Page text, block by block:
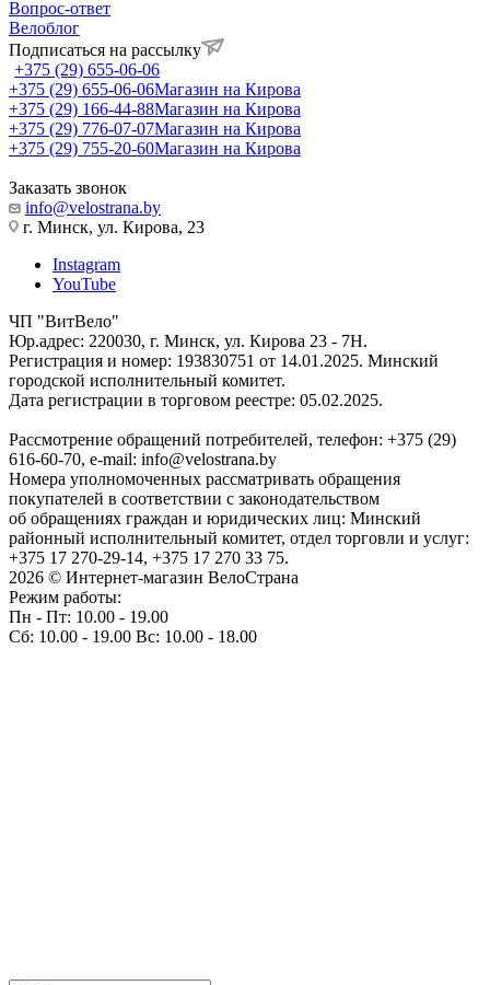
Вопрос-ответ
Велоблог
Подписаться на рассылку
+375 (29) 655-06-06
+375 (29) 655-06-06Магазин на Кирова
+375 (29) 166-44-88Магазин на Кирова
+375 (29) 776-07-07Магазин на Кирова
+375 (29) 755-20-60Магазин на Кирова
Заказать звонок
info@velostrana.by
г. Минск, ул. Кирова, 23
Instagram
YouTube
ЧП "ВитВело"
Юр.адрес: 220030, г. Минск, ул. Кирова 23 - 7Н.
Регистрация и номер: 193830751 от 14.01.2025. Минский
городской исполнительный комитет.
Дата регистрации в торговом реестре: 05.02.2025.
Рассмотрение обращений потребителей, телефон: +375 (29)
616-60-70, e-mail: info@velostrana.by
Номера уполномоченных рассматривать обращения
покупателей в соответствии с законодательством
об обращениях граждан и юридических лиц: Минский
районный исполнительный комитет, отдел торговли и услуг:
+375 17 270-29-14, +375 17 270 33 75.
2026 © Интернет-магазин ВелоСтрана
Режим работы:
Пн - Пт: 10.00 - 19.00
Сб: 10.00 - 19.00 Вс: 10.00 - 18.00